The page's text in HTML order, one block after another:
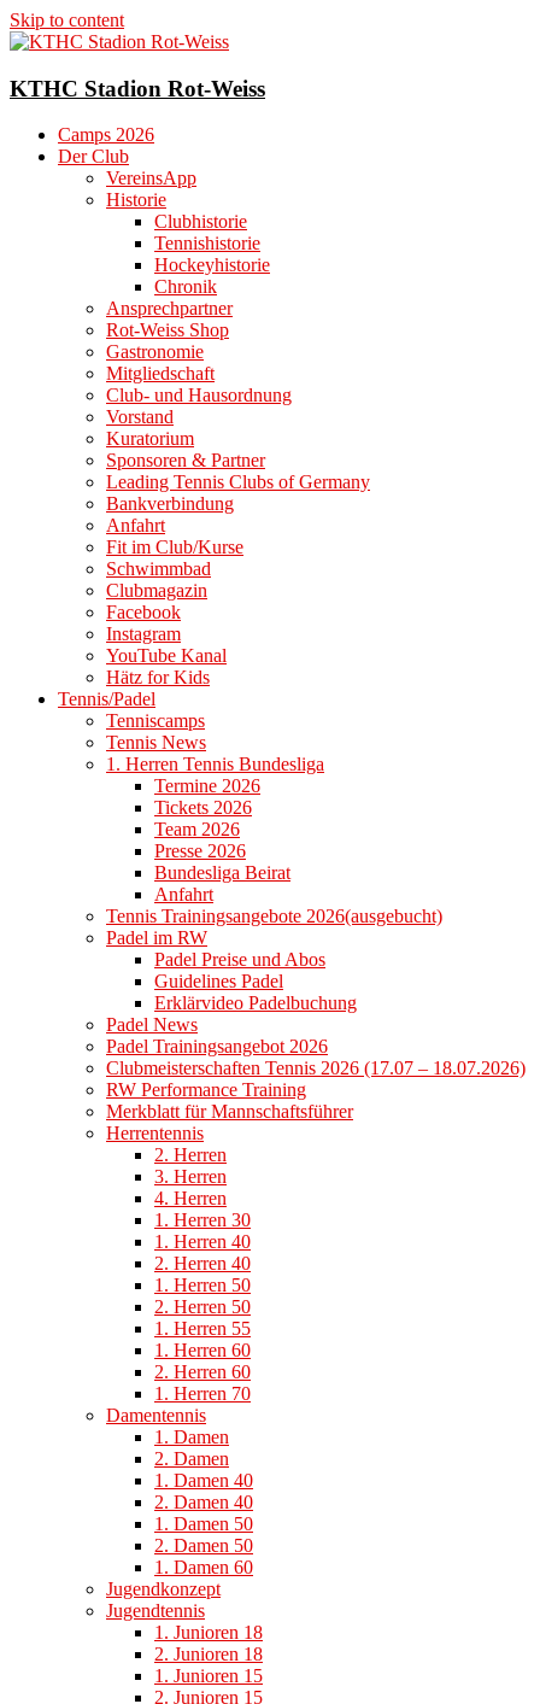
Skip to content
KTHC Stadion Rot-Weiss
Camps 2026
Der Club
VereinsApp
Historie
Clubhistorie
Tennishistorie
Hockeyhistorie
Chronik
Ansprechpartner
Rot-Weiss Shop
Gastronomie
Mitgliedschaft
Club- und Hausordnung
Vorstand
Kuratorium
Sponsoren & Partner
Leading Tennis Clubs of Germany
Bankverbindung
Anfahrt
Fit im Club/Kurse
Schwimmbad
Clubmagazin
Facebook
Instagram
YouTube Kanal
Hätz for Kids
Tennis/Padel
Tenniscamps
Tennis News
1. Herren Tennis Bundesliga
Termine 2026
Tickets 2026
Team 2026
Presse 2026
Bundesliga Beirat
Anfahrt
Tennis Trainingsangebote 2026(ausgebucht)
Padel im RW
Padel Preise und Abos
Guidelines Padel
Erklärvideo Padelbuchung
Padel News
Padel Trainingsangebot 2026
Clubmeisterschaften Tennis 2026 (17.07 – 18.07.2026)
RW Performance Training
Merkblatt für Mannschaftsführer
Herrentennis
2. Herren
3. Herren
4. Herren
1. Herren 30
1. Herren 40
2. Herren 40
1. Herren 50
2. Herren 50
1. Herren 55
1. Herren 60
2. Herren 60
1. Herren 70
Damentennis
1. Damen
2. Damen
1. Damen 40
2. Damen 40
1. Damen 50
2. Damen 50
1. Damen 60
Jugendkonzept
Jugendtennis
1. Junioren 18
2. Junioren 18
1. Junioren 15
2. Junioren 15